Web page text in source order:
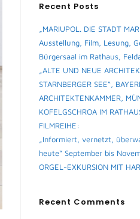
Recent Posts
„MARIUPOL. DIE STADT
Ausstellung, Film, Lesung,
Bürgersaal im Rathaus,
„ALTE UND NEUE
STARNBERGER SEE“,
ARCHITEKTENKAMMER,
KOFELGSCHROA IM
FILMREIHE:
„Informiert, vernetzt,
heute“ September bis
ORGEL-EXKURSION MIT
Recent Comments